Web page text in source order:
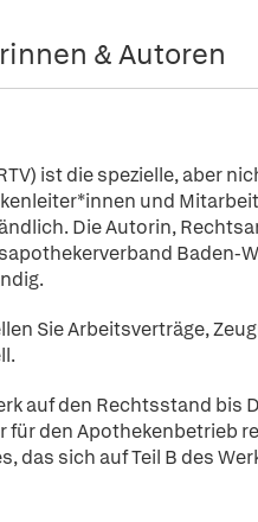
& Autoren
ist die spezielle, aber
und
Die Autorin,
Baden-
Sie Arbeitsverträge,
auf den Rechtsstand bis
für den Apothekenbetrieb
das sich auf Teil B des